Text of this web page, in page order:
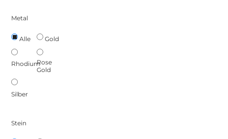
Metal
Alle Gold
RhodiumRose
Gold
Silber
Stein